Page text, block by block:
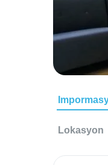
Lokasyon